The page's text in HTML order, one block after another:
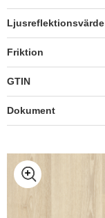
Ljusreflektionsvärde
Friktion
GTIN
Dokument